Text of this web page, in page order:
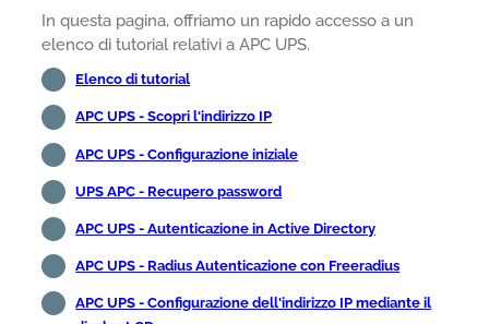
In questa pagina, offriamo un rapido accesso a un
elenco di tutorial relativi a APC UPS.
Elenco di tutorial
APC UPS - Scopri l'indirizzo IP
APC UPS - Configurazione iniziale
UPS APC - Recupero password
APC UPS - Autenticazione in Active Directory
APC UPS - Radius Autenticazione con Freeradius
APC UPS - Configurazione dell'indirizzo IP mediante il